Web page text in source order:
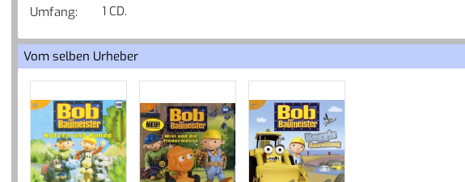
Umfang: 1 CD.
Vom selben Urheber